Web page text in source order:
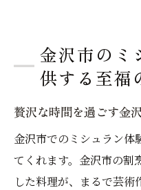
金沢市のミ
供する至福
贅沢な時間を過ごす金
金沢市でのミシュラン体
てくれます。金沢市の割
した料理が、まるで芸